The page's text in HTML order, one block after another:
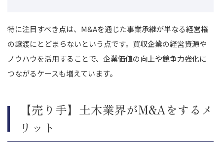
特に注目すべき点は、M&Aを通じた事業承継が単なる経営権
の譲渡にとどまらないという点です。買収企業の経営資源や
ノウハウを活用することで、企業価値の向上や競争力強化に
つながるケースも増えています。
【売り手】土木業界がM&Aをするメ
リット